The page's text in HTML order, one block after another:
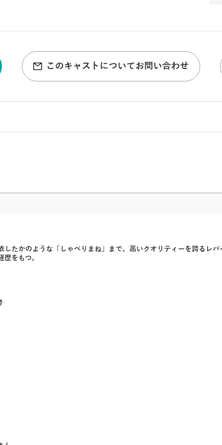
このキャストについてお問い合わせ
たかのような「しゃべりまね」まで、高いクオリティーを誇るレ
をもつ。